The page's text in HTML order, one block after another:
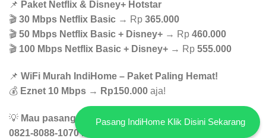
📌 Paket Netflix & Disney+ Hotstar
🎬 30 Mbps Netflix Basic → Rp 365.000
🎬 50 Mbps Netflix Basic + Disney+ → Rp 460.000
🎬 100 Mbps Netflix Basic + Disney+ → Rp 555.000
📌 WiFi Murah IndiHome – Paket Paling Hemat!
💰 Eznet 10 Mbps → Rp150.000 aja!
💡 Mau pasang WiFi yg murah dan stabil? Hubungi WA
0821-8088-1070 buat konsultasi GRATIS!
Pasang IndiHome Klik Disini Sekarang